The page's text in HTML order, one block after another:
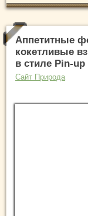
Аппетитные
кокетливые
в стиле Pin-up
Сайт Природа